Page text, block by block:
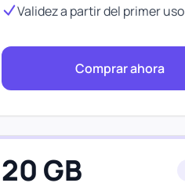
Validez a partir del primer uso
Comprar ahora
20 GB